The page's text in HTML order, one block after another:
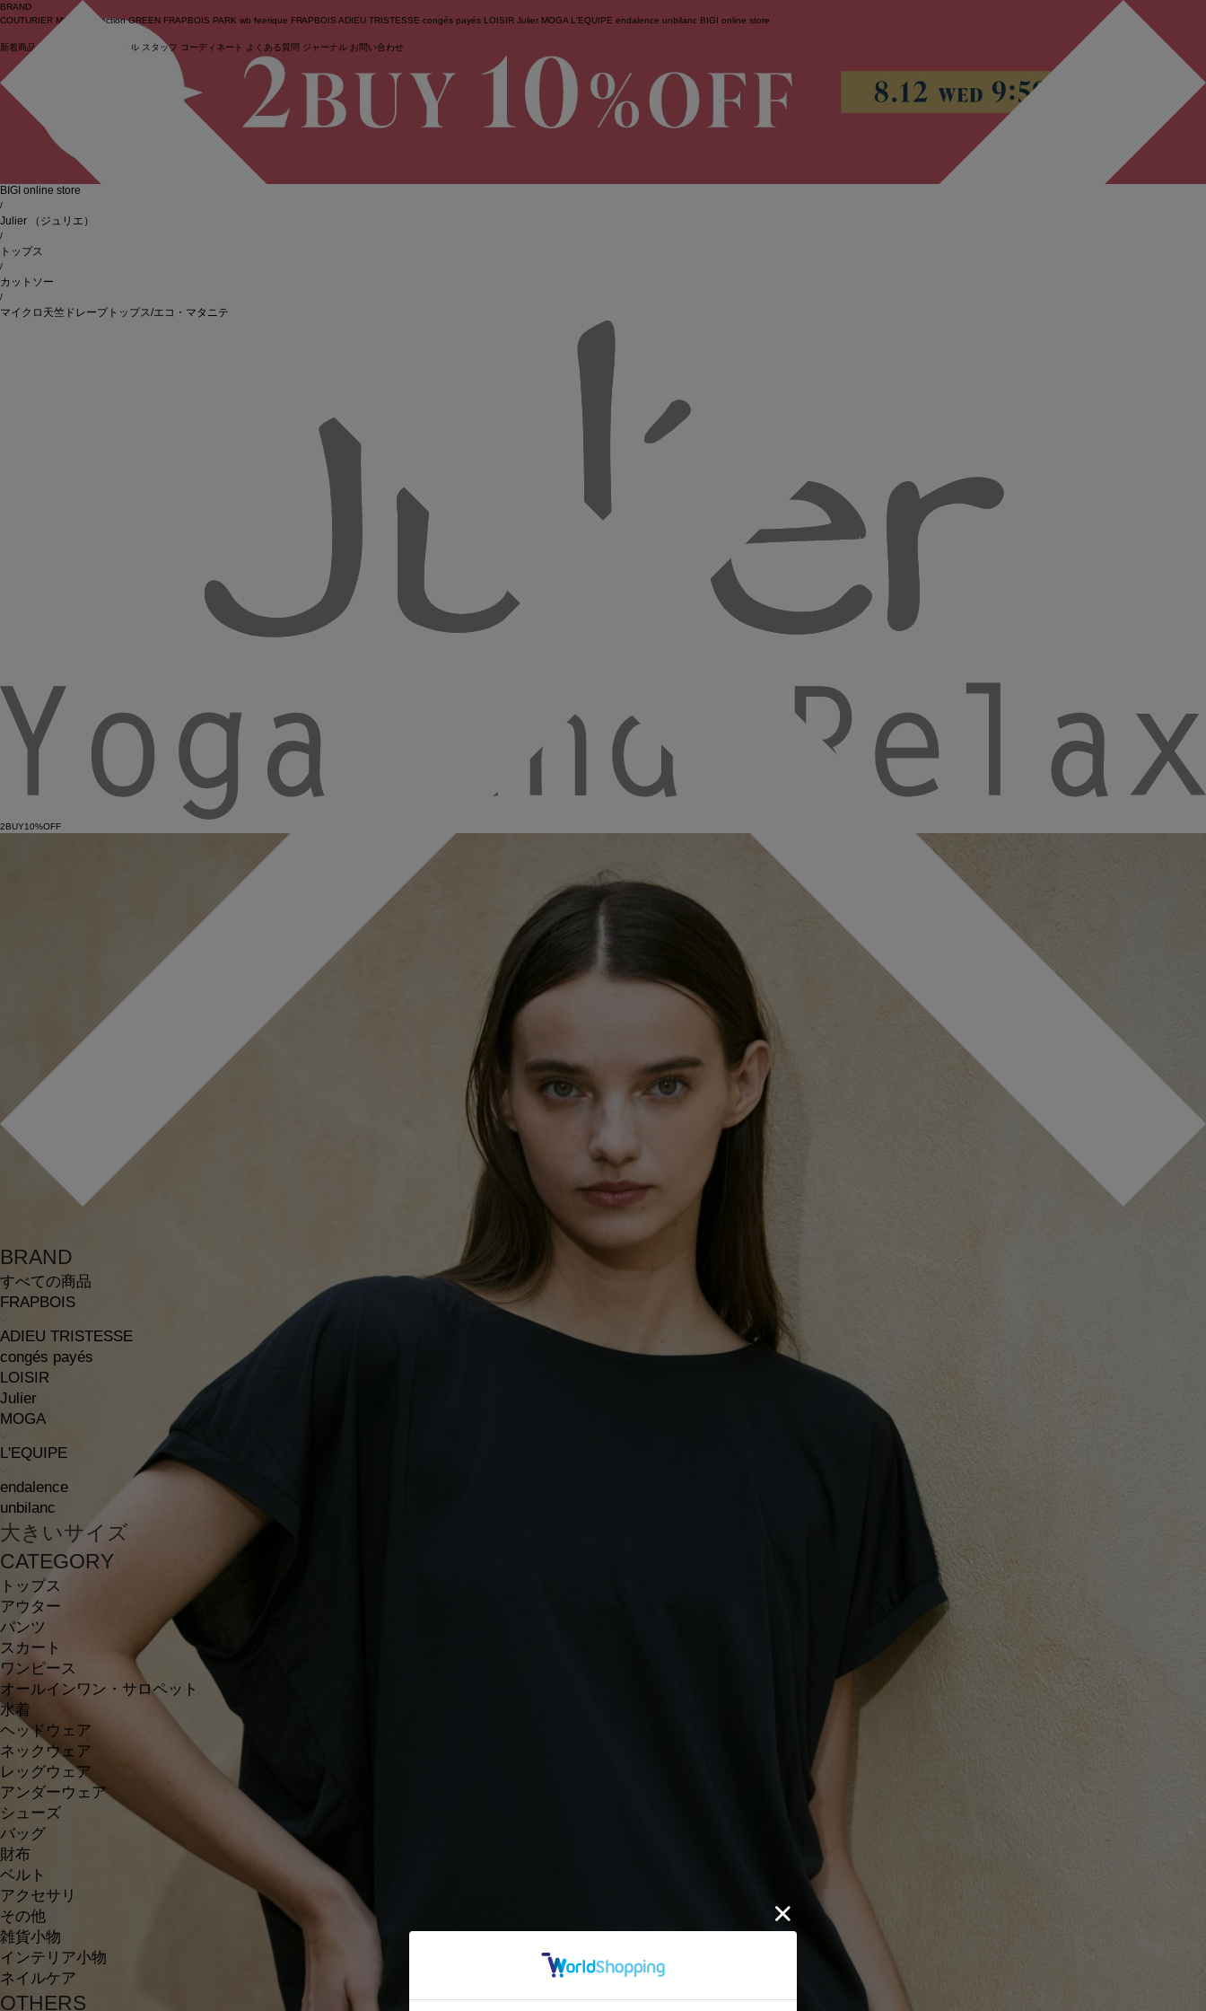
ログイン
BRAND
COUTURIER MOGA Collection GREEN FRAPBOIS PARK wb feerique FRAPBOIS ADIEU TRISTESSE congés payés LOISIR Julier MOGA L'EQUIPE endalence unbilanc BIGI online store
新着商品 (ライブ) セール スタッフ コーディネート よくある質問 ジャーナル お問い合わせ
BRAND
すべての商品
FRAPBOIS
ADIEU TRISTESSE
congés payés
LOISIR
Julier
MOGA
L'EQUIPE
endalence
unbilanc
大きいサイズ
CATEGORY
トップス
アウター
パンツ
スカート
ワンピース
オールインワン・サロペット
水着
ヘッドウェア
ネックウェア
レッグウェア
アンダーウェア
シューズ
バッグ
財布
ベルト
アクセサリ
その他
雑貨小物
インテリア小物
ネイルケア
OTHERS
BIGI online store
/
Julier （ジュリエ）
/
トップス
/
カットソー
/
マイクロ天竺ドレープトップス/エコ・マタニティ対応
2BUY10%OFF